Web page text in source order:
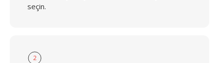
seçin.
2